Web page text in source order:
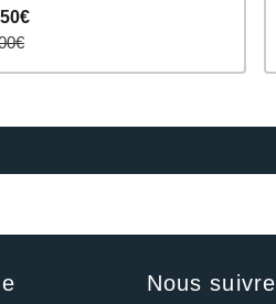
Nous suivre